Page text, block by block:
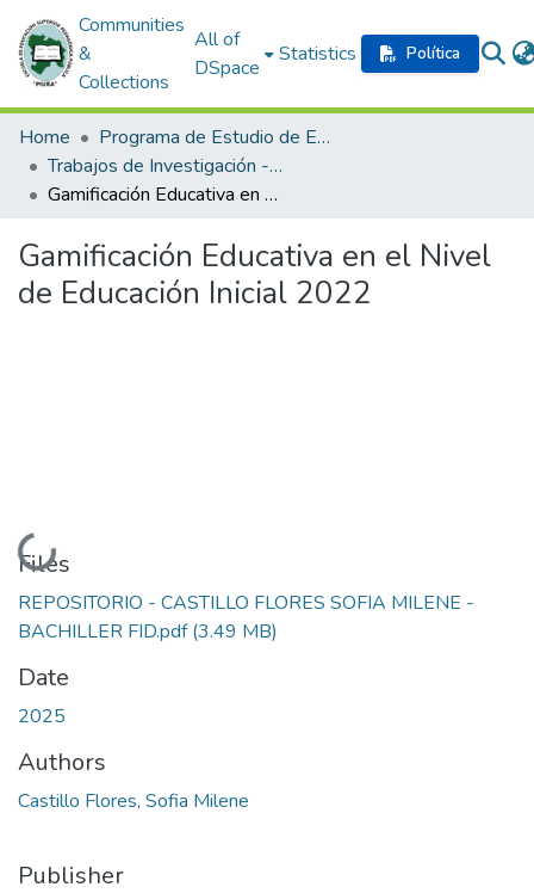
Communities
&
Collections
All of
DSpace
Statistics Política
Home
Programa de Estudio de Educación Inicial
Trabajos de Investigación - Formación Inicial Docente
Gamificación Educativa en el Nivel de Educación Inicial 2022
Gamificación Educativa en el Nivel
de Educación Inicial 2022
Loading...
Files
REPOSITORIO - CASTILLO FLORES SOFIA MILENE -
BACHILLER FID.pdf(3.49 MB)
Date
2025
Authors
Castillo Flores, Sofia Milene
Publisher